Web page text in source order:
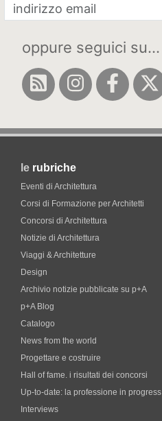
oppure seguici su...
le rubriche
Eventi di Architettura
Corsi di Formazione per Architetti
Concorsi di Architettura
Notizie di Architettura
Viaggi & Architetture
Design
Archivio notizie pubblicate su p+A
p+A Blog
Catalogo
News from the world
Progettare e costruire
Hall of fame. i risultati dei concorsi
Up-to-date: la professione in progress
Interviews